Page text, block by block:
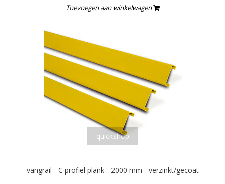
Toevoegen aan winkelwagen
quickshop
vangrail - C profiel plank - 2000 mm - verzinkt/gecoat